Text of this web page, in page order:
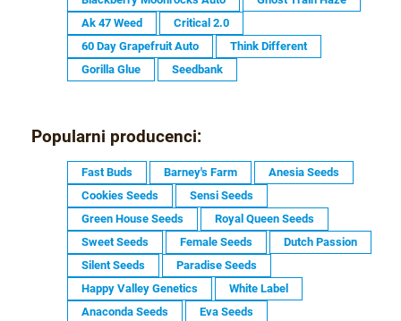
Ak 47 Weed
Critical 2.0
60 Day Grapefruit Auto
Think Different
Gorilla Glue
Seedbank
Popularni producenci:
Fast Buds Barney's Farm
Anesia Seeds
Cookies Seeds
Sensi Seeds
Green House Seeds
Royal Queen Seeds
Sweet Seeds
Female Seeds
Dutch Passion
Silent Seeds
Paradise Seeds
Happy Valley Genetics
White Label
Anaconda Seeds
Eva Seeds